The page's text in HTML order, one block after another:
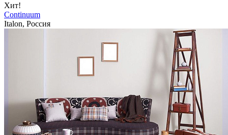
Хит!
Continuum
Italon, Россия